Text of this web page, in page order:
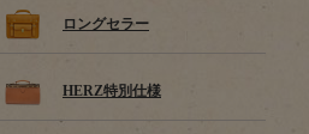
ロングセラー
HERZ特別仕様